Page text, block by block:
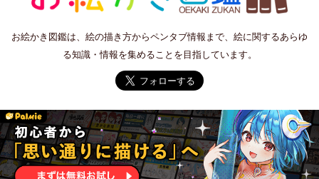
お絵かき図鑑は、絵の描き方からペンタブ情報まで、絵に関するあらゆ
る知識・情報を集めることを目指しています。